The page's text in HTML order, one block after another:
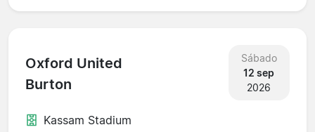
Oxford United
Burton
Sábado
12 sep
2026
Kassam Stadium